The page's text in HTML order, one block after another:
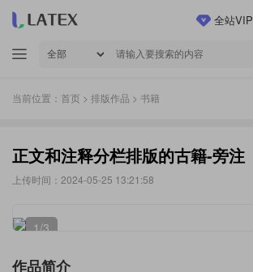
全站VIP
当前位置： 首页 > 排版作品 > 书籍
正文和注释分栏排版的古籍-旁注
上传时间：2024-05-25 13:21:58
1/3
作品简介